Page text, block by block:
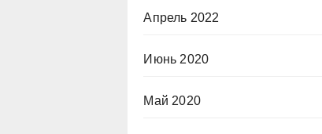
Апрель 2022
Июнь 2020
Май 2020